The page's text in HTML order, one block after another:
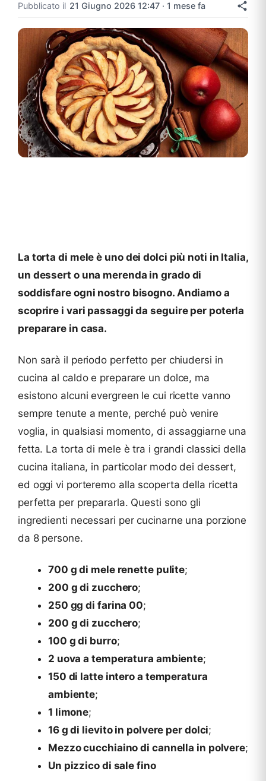
Pubblicato il 21 Giugno 2026 12:47 · 1 mese fa
La torta di mele è uno dei dolci più noti in Italia,
un dessert o una merenda in grado di
soddisfare ogni nostro bisogno. Andiamo a
scoprire i vari passaggi da seguire per poterla
preparare in casa.
Non sarà il periodo perfetto per chiudersi in
cucina al caldo e preparare un dolce, ma
esistono alcuni evergreen le cui ricette vanno
sempre tenute a mente, perché può venire
voglia, in qualsiasi momento, di assaggiarne una
fetta. La torta di mele è tra i grandi classici della
cucina italiana, in particolar modo dei dessert,
ed oggi vi porteremo alla scoperta della ricetta
perfetta per prepararla. Questi sono gli
ingredienti necessari per cucinarne una porzione
da 8 persone.
700 g di mele renette pulite;
200 g di zucchero;
250 gg di farina 00;
200 g di zucchero;
100 g di burro;
2 uova a temperatura ambiente;
150 di latte intero a temperatura
ambiente;
1 limone;
16 g di lievito in polvere per dolci;
Mezzo cucchiaino di cannella in polvere;
Un pizzico di sale fino